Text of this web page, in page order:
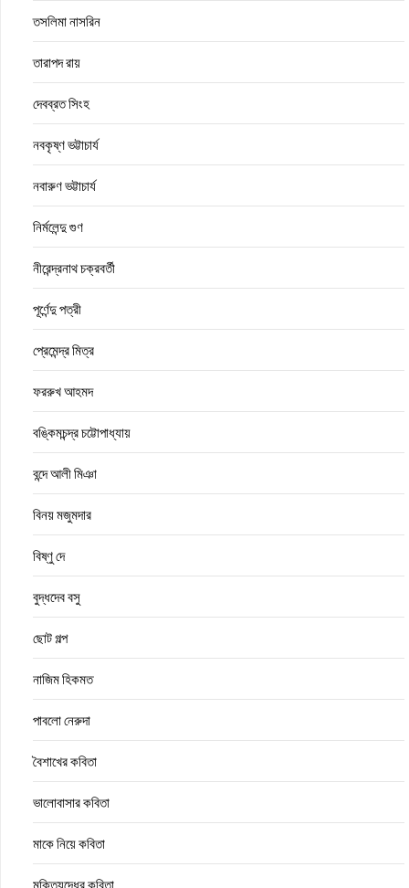
তসলিমা নাসরিন
তারাপদ রায়
দেবব্রত সিংহ
নবকৃষ্ণ ভট্টাচার্য
নবারুণ ভট্টাচার্য
নির্মলেন্দু গুণ
নীরেন্দ্রনাথ চক্রবর্তী
পূর্ণেন্দু পত্রী
প্রেমেন্দ্র মিত্র
ফররুখ আহমদ
বঙ্কিমচন্দ্র চট্টোপাধ্যায়
বন্দে আলী মিঞা
বিনয় মজুমদার
বিষ্ণু দে
বুদ্ধদেব বসু
ছোট গল্প
নাজিম হিকমত
পাবলো নেরুদা
বৈশাখের কবিতা
ভালোবাসার কবিতা
মাকে নিয়ে কবিতা
মুক্তিযুদ্ধের কবিতা